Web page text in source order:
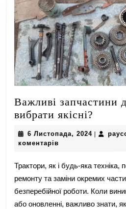
Важливі запчастини
вибрати якісні?
для
як
6 Листопада, 20246
коментарів
Трактори, як і будь-яка техніка,
ремонту та заміни окремих
безперебійної роботи. Коли
або оновленні, важливо знати, як